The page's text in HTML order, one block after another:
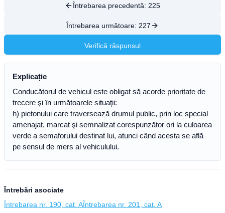
Întrebarea precedentă: 225
Întrebarea următoare: 227
Verifică răspunsul
Explicație
Conducătorul de vehicul este obligat să acorde prioritate de
trecere şi în următoarele situaţii:
h) pietonului care traversează drumul public, prin loc special
amenajat, marcat şi semnalizat corespunzător ori la culoarea
verde a semaforului destinat lui, atunci când acesta se află
pe sensul de mers al vehiculului.
Întrebări asociate
Întrebarea nr. 190, cat. AÎntrebarea nr. 201, cat. A